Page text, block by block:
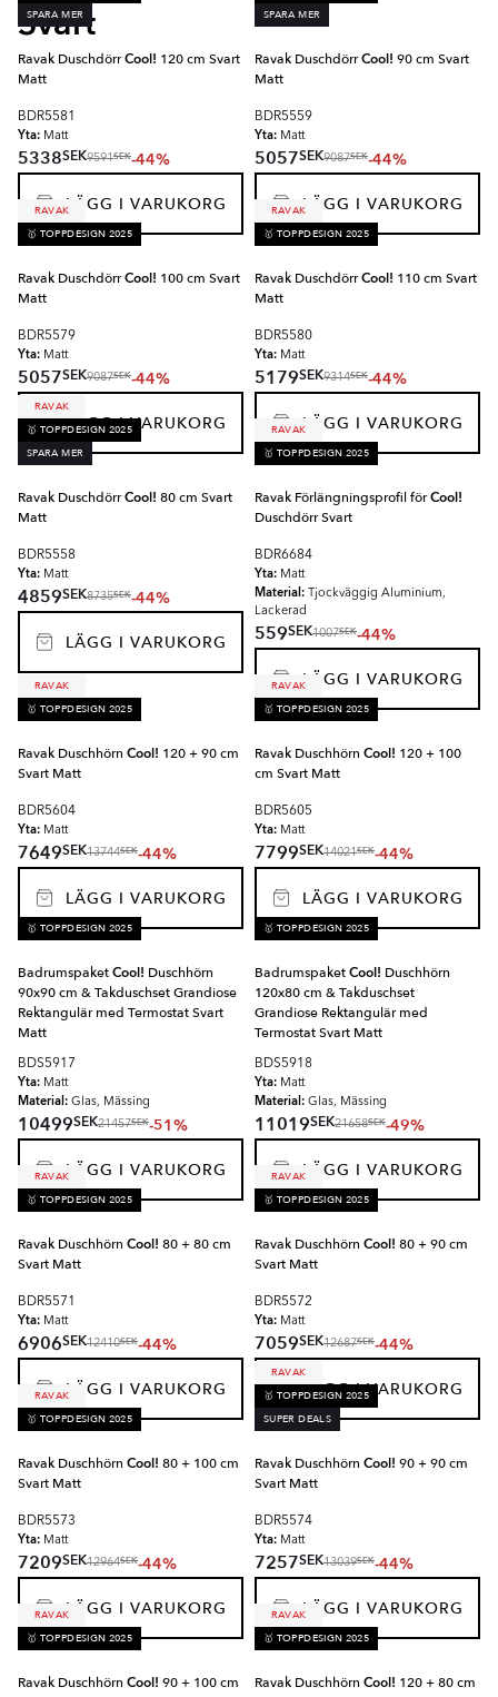
Svart
SPARA MER
Ravak DuschdörrCool! 120 cm Svart
Matt
BDR5581
Yta: Matt
5338SEK9591SEK-44%
LÄGG I VARUKORG
SPARA MER
Ravak DuschdörrCool! 90 cm Svart
Matt
BDR5559
Yta: Matt
5057SEK9087SEK-44%
LÄGG I VARUKORG
RAVAK
🥇 TOPPDESIGN 2025
Ravak DuschdörrCool! 100 cm Svart
Matt
BDR5579
Yta: Matt
5057SEK9087SEK-44%
LÄGG I VARUKORG
RAVAK
🥇 TOPPDESIGN 2025
Ravak DuschdörrCool! 110 cm Svart
Matt
BDR5580
Yta: Matt
5179SEK9314SEK-44%
LÄGG I VARUKORG
RAVAK
🥇 TOPPDESIGN 2025
SPARA MER
Ravak DuschdörrCool! 80 cm Svart
Matt
BDR5558
Yta: Matt
4859SEK8735SEK-44%
LÄGG I VARUKORG
RAVAK
🥇 TOPPDESIGN 2025
Ravak Förlängningsprofil förCool!
Duschdörr Svart
BDR6684
Yta: Matt
Material: Tjockväggig Aluminium,
Lackerad
559SEK1007SEK-44%
LÄGG I VARUKORG
RAVAK
🥇 TOPPDESIGN 2025
Ravak Duschhörn Cool! 120 + 90 cm
Svart Matt
BDR5604
Yta: Matt
7649SEK13744SEK-44%
LÄGG I VARUKORG
RAVAK
🥇 TOPPDESIGN 2025
Ravak Duschhörn Cool! 120 + 100
cm Svart Matt
BDR5605
Yta: Matt
7799SEK14021SEK-44%
LÄGG I VARUKORG
🥇 TOPPDESIGN 2025
BadrumspaketCool! Duschhörn
90x90 cm & Takduschset Grandiose
Rektangulär med Termostat Svart
Matt
BDS5917
Yta: Matt
Material: Glas, Mässing
10499SEK21457SEK-51%
LÄGG I VARUKORG
🥇 TOPPDESIGN 2025
BadrumspaketCool! Duschhörn
120x80 cm & Takduschset
Grandiose Rektangulär med
Termostat Svart Matt
BDS5918
Yta: Matt
Material: Glas, Mässing
11019SEK21658SEK-49%
LÄGG I VARUKORG
RAVAK
🥇 TOPPDESIGN 2025
Ravak Duschhörn Cool! 80 + 80 cm
Svart Matt
BDR5571
Yta: Matt
6906SEK12410SEK-44%
LÄGG I VARUKORG
RAVAK
🥇 TOPPDESIGN 2025
Ravak Duschhörn Cool! 80 + 90 cm
Svart Matt
BDR5572
Yta: Matt
7059SEK12687SEK-44%
LÄGG I VARUKORG
RAVAK
🥇 TOPPDESIGN 2025
Ravak Duschhörn Cool! 80 + 100 cm
Svart Matt
BDR5573
Yta: Matt
7209SEK12964SEK-44%
LÄGG I VARUKORG
RAVAK
🥇 TOPPDESIGN 2025
SUPER DEALS
Ravak Duschhörn Cool! 90 + 90 cm
Svart Matt
BDR5574
Yta: Matt
7257SEK13039SEK-44%
LÄGG I VARUKORG
RAVAK
🥇 TOPPDESIGN 2025
Ravak Duschhörn Cool! 90 + 100 cm
RAVAK
🥇 TOPPDESIGN 2025
Ravak Duschhörn Cool! 120 + 80 cm